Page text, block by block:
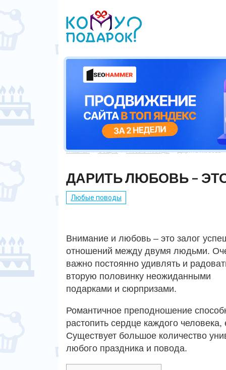
Главная  Общие  Любые поводы  Дарить любовь –
ДАРИТЬ ЛЮБОВЬ –
Любые поводы
Внимание и любовь – это залог
отношений между двумя людьми.
важно постоянно удивлять и
вторую половинку неожиданными
подарками и сюрпризами.
Романтичное преподношение
растопить сердце каждого
Существует большое количество
любого праздника и повода.